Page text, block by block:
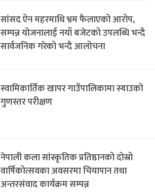
सांसद ऐन महरमाथि भ्रम फैलाएको आरोप,
सम्पन्न योजनालाई नयाँ बजेटको उपलब्धि भन्दै
सार्वजनिक गरेको भन्दै आलोचना
स्वामिकार्तिक खापर गाउँपालिकामा स्याउको
गुणस्तर परीक्षण
नेपाली कला सांस्कृतिक प्रतिष्ठानको दोस्रो
वार्षिकोत्सवका अवसरमा चियापान तथा
अन्तरसंवाद कार्यक्रम सम्पन्न